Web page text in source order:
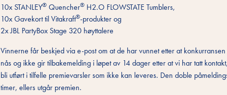
10x STANLEY®Quencher®H2.O FLOWSTATE Tumblers,
10x Gavekort til Vitakraft®-produkter og
2x JBL PartyBox Stage 320 høyttalere
Vinnerne får beskjed via e-post om at de har vunnet etter at
nås og ikke gir tilbakemelding i løpet av 14 dager etter at vi har tatt
bli utført i tilfelle premievarsler som ikke kan leveres. Den doble
timer, ellers utgår premien.